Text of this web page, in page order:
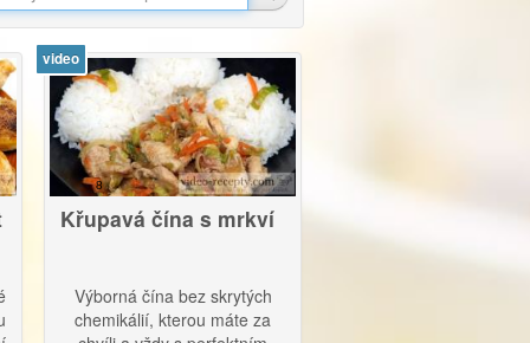
video
8
Křupavá čína s mrkví
Výborná čína bez skrytých
chemikálií, kterou máte za